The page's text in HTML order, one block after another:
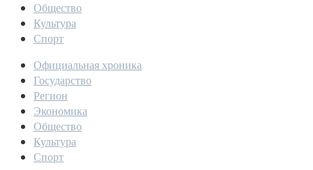
Общество
Культура
Спорт
Официальная хроника
Государство
Регион
Экономика
Общество
Культура
Спорт